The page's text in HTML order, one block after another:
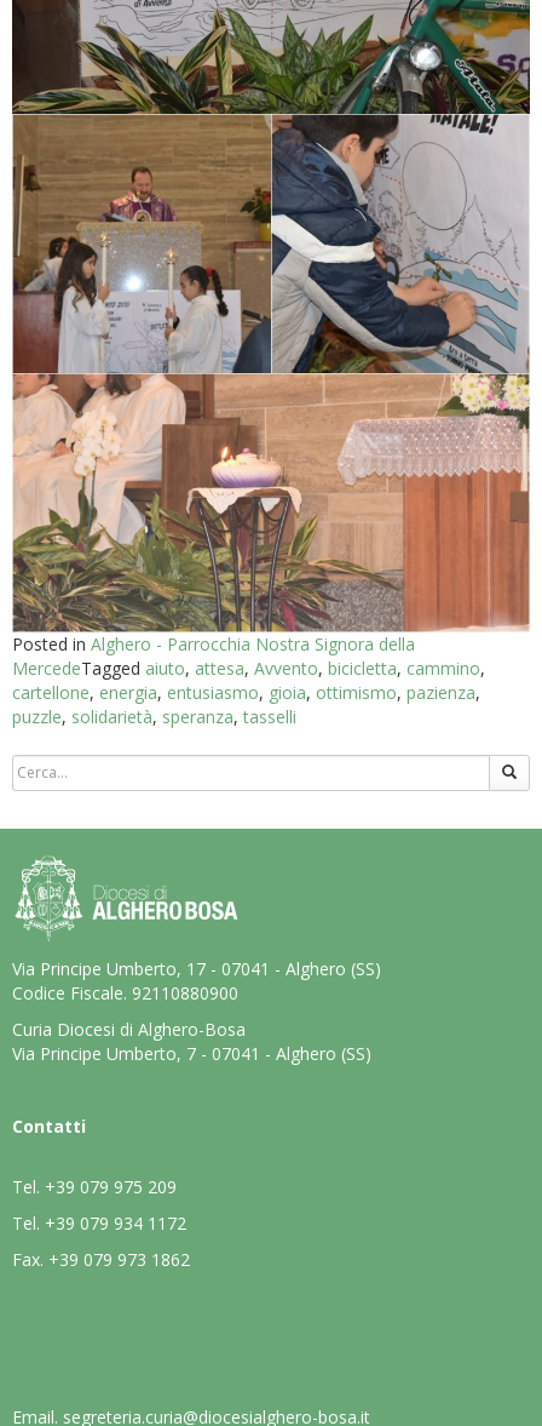
Posted in Alghero - Parrocchia Nostra Signora della
MercedeTagged aiuto, attesa, Avvento, bicicletta, cammino,
cartellone, energia, entusiasmo, gioia, ottimismo, pazienza,
puzzle, solidarietà, speranza,tasselli
Via Principe Umberto, 17 - 07041 - Alghero (SS)
Codice Fiscale. 92110880900
Curia Diocesi di Alghero-Bosa
Via Principe Umberto, 7 - 07041 - Alghero (SS)
Contatti
Tel. +39 079 975 209
Tel. +39 079 934 1172
Fax. +39 079 973 1862
Email. segreteria.curia@diocesialghero-bosa.it